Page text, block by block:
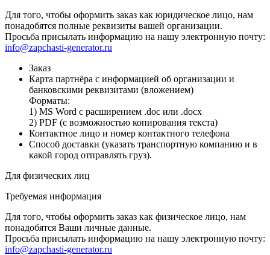
Для того, чтобы оформить заказ как юридическое лицо, нам
понадобятся полные реквизиты вашей организации.
Просьба присылать информацию на нашу электронную почту:
info@zapchasti-generator.ru
Заказ
Карта партнёра с информацией об организации и
банковскими реквизитами (вложением)
Форматы:
1) MS Word с расширением .doc или .docx
2) PDF (с возможностью копирования текста)
Контактное лицо и номер контактного телефона
Способ доставки (указать транспортную компанию и в
какой город отправлять груз).
Для физических лиц
Требуемая информация
Для того, чтобы оформить заказ как физическое лицо, нам
понадобятся Ваши личные данные.
Просьба присылать информацию на нашу электронную почту:
info@zapchasti-generator.ru